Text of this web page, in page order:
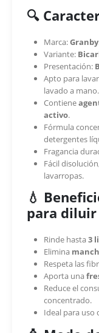
🔍
Marca:Granby
Variante:
Presentación:
Apto para
lavado a mano.
Contiene
activo.
Fórmula
detergentes
Fragancia
Fácil
lavarropas.
💧
para diluir
Rinde hasta3
Elimina
Respeta las
Aporta una
Reduce el
concentrado.
Ideal para uso